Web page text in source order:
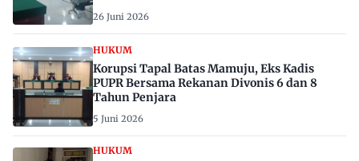
26 Juni 2026
HUKUM
Korupsi Tapal Batas Mamuju, Eks Kadis
PUPR Bersama Rekanan Divonis 6 dan 8
Tahun Penjara
5 Juni 2026
HUKUM